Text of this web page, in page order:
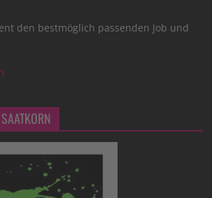
den bestmöglich passenden Job und